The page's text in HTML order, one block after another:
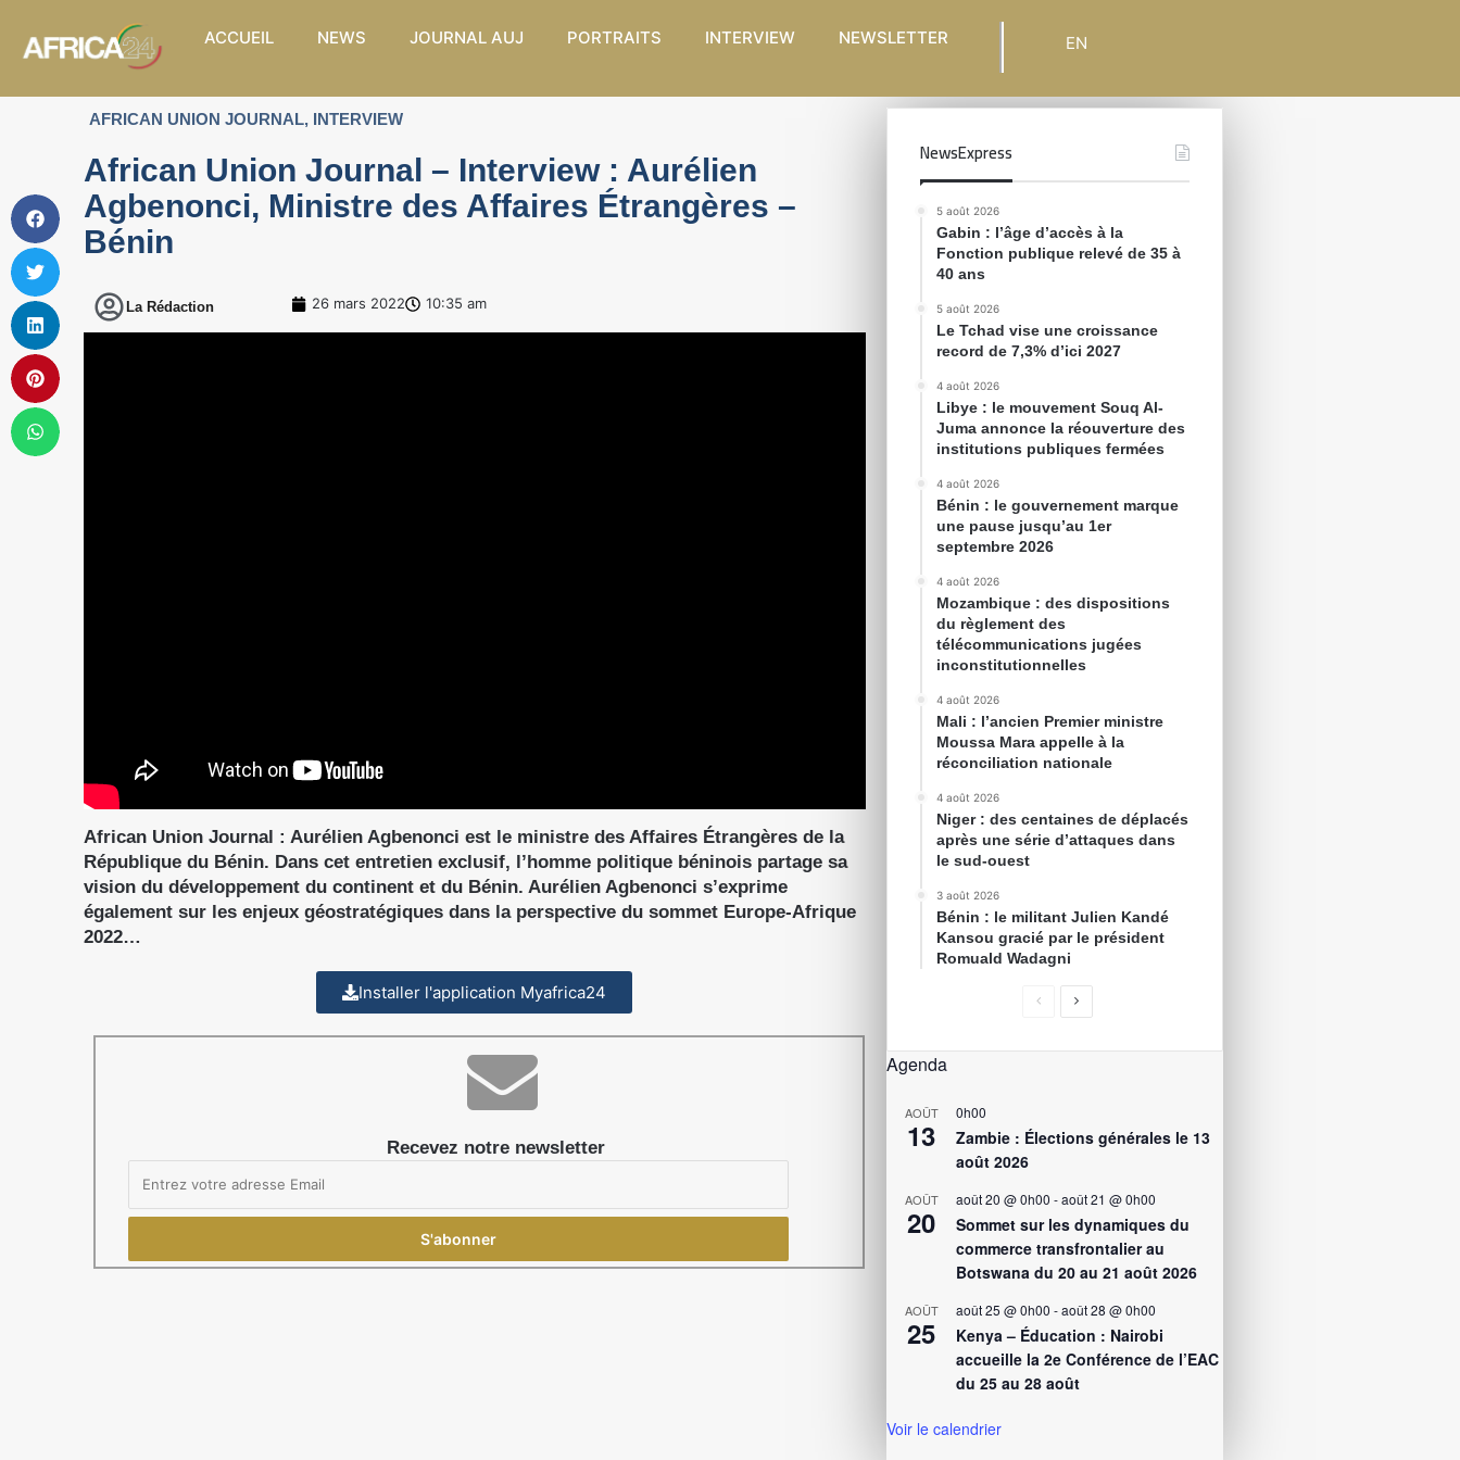
ACCUEIL NEWS JOURNAL AUJ PORTRAITS INTERVIEW NEWSLETTER EN
AFRICAN UNION JOURNAL, INTERVIEW
African Union Journal – Interview : Aurélien
Agbenonci, Ministre des Affaires Étrangères –
Bénin
La Rédaction 26 mars 2022 10:35 am
African Union Journal : Aurélien Agbenonci est le ministre des Affaires Étrangères de la
République du Bénin. Dans cet entretien exclusif, l’homme politique béninois partage sa
vision du développement du continent et du Bénin. Aurélien Agbenonci s’exprime
également sur les enjeux géostratégiques dans la perspective du sommet Europe-Afrique
2022…
Installer l'application Myafrica24
Recevez notre newsletter
NewsExpress
5 août 2026
Gabin : l’âge d’accès à la
Fonction publique relevé de 35 à
40 ans
5 août 2026
Le Tchad vise une croissance
record de 7,3% d’ici 2027
4 août 2026
Libye : le mouvement Souq Al-
Juma annonce la réouverture des
institutions publiques fermées
4 août 2026
Bénin : le gouvernement marque
une pause jusqu’au 1er
septembre 2026
4 août 2026
Mozambique : des dispositions
du règlement des
télécommunications jugées
inconstitutionnelles
4 août 2026
Mali : l’ancien Premier ministre
Moussa Mara appelle à la
réconciliation nationale
4 août 2026
Niger : des centaines de déplacés
après une série d’attaques dans
le sud-ouest
3 août 2026
Bénin : le militant Julien Kandé
Kansou gracié par le président
Romuald Wadagni
Agenda
AOÛT
13
0h00
Zambie : Élections générales le 13
août 2026
AOÛT
20
août 20 @ 0h00 -août 21 @ 0h00
Sommet sur les dynamiques du
commerce transfrontalier au
Botswana du 20 au 21 août 2026
AOÛT
25
août 25 @ 0h00 -août 28 @ 0h00
Kenya – Éducation : Nairobi
accueille la 2e Conférence de l’EAC
du 25 au 28 août
Voir le calendrier